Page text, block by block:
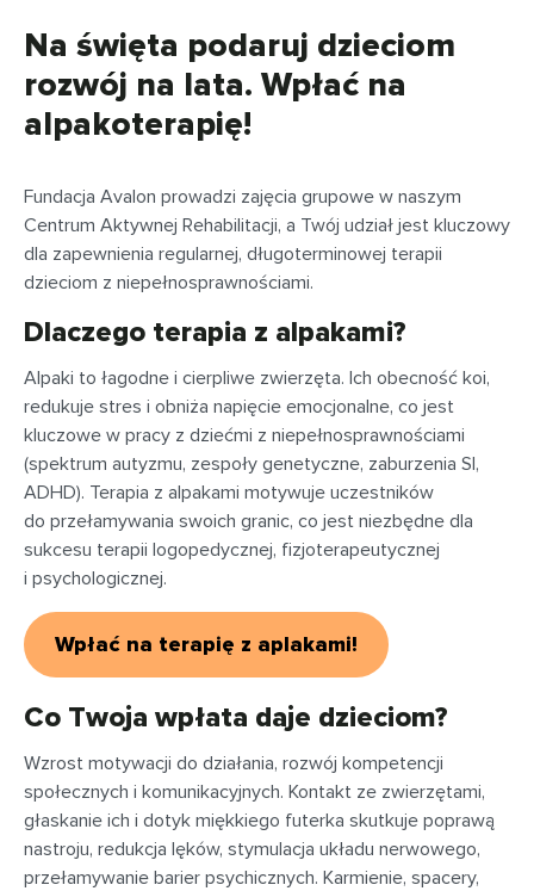
Na święta podaruj dzieciom
rozwój na lata. Wpłać na
alpakoterapię!
Fundacja Avalon prowadzi zajęcia grupowe w naszym
Centrum Aktywnej Rehabilitacji, a Twój udział jest kluczowy
dla zapewnienia regularnej, długoterminowej terapii
dzieciom z niepełnosprawnościami.
Dlaczego terapia z alpakami?
Alpaki to łagodne i cierpliwe zwierzęta. Ich obecność koi,
redukuje stres i obniża napięcie emocjonalne, co jest
kluczowe w pracy z dziećmi z niepełnosprawnościami
(spektrum autyzmu, zespoły genetyczne, zaburzenia SI,
ADHD). Terapia z alpakami motywuje uczestników
do przełamywania swoich granic, co jest niezbędne dla
sukcesu terapii logopedycznej, fizjoterapeutycznej
i psychologicznej.
Wpłać na terapię z aplakami!
Co Twoja wpłata daje dzieciom?
Wzrost motywacji do działania, rozwój kompetencji
społecznych i komunikacyjnych. Kontakt ze zwierzętami,
głaskanie ich i dotyk miękkiego futerka skutkuje poprawą
nastroju, redukcja lęków, stymulacja układu nerwowego,
przełamywanie barier psychicznych. Karmienie, spacery,